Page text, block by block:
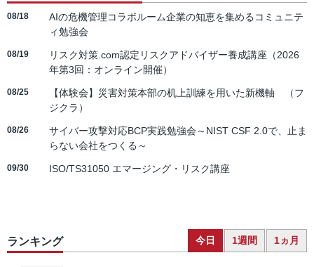
08/18
AIの危機管理コラボルーム企業の知恵を集めるコミュニテ
ィ勉強会
08/19
リスク対策.com認定リスクアドバイザー養成講座（2026
年第3回：オンライン開催）
08/25
【体験会】災害対策本部の机上訓練を用いた新機軸 （フ
ジクラ）
08/26
サイバー攻撃対応BCP実践勉強会～NIST CSF 2.0で、止ま
らない会社をつくる～
09/30 ISO/TS31050 エマージング・リスク講座
ランキング 今日 1週間 1ヵ月